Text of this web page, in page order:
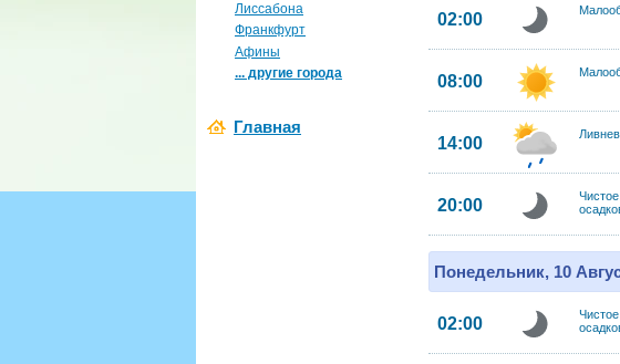
Лиссабона
Франкфурт
Афины
... другие города
Главная
02:00
08:00
14:00
20:00
Понедельник, 10
02:00